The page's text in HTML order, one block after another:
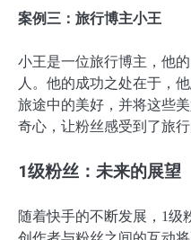
案例三：旅行博主小王
小王是一位旅行博主，他
人。他的成功之处在于，
旅途中的美好，并将这些
奇心，让粉丝感受到了旅行
1级粉丝：未来的展望
随着快手的不断发展，1级